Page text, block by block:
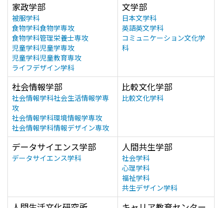
家政学部
被服学科
食物学科食物学専攻
食物学科管理栄養士専攻
児童学科児童学専攻
児童学科児童教育専攻
ライフデザイン学科
文学部
日本文学科
英語英文学科
コミュニケーション文化学
科
社会情報学部
社会情報学科社会生活情報学専
攻
社会情報学科環境情報学専攻
社会情報学科情報デザイン専攻
比較文化学部
比較文化学科
データサイエンス学部
データサイエンス学科
人間共生学部
社会学科
心理学科
福祉学科
共生デザイン学科